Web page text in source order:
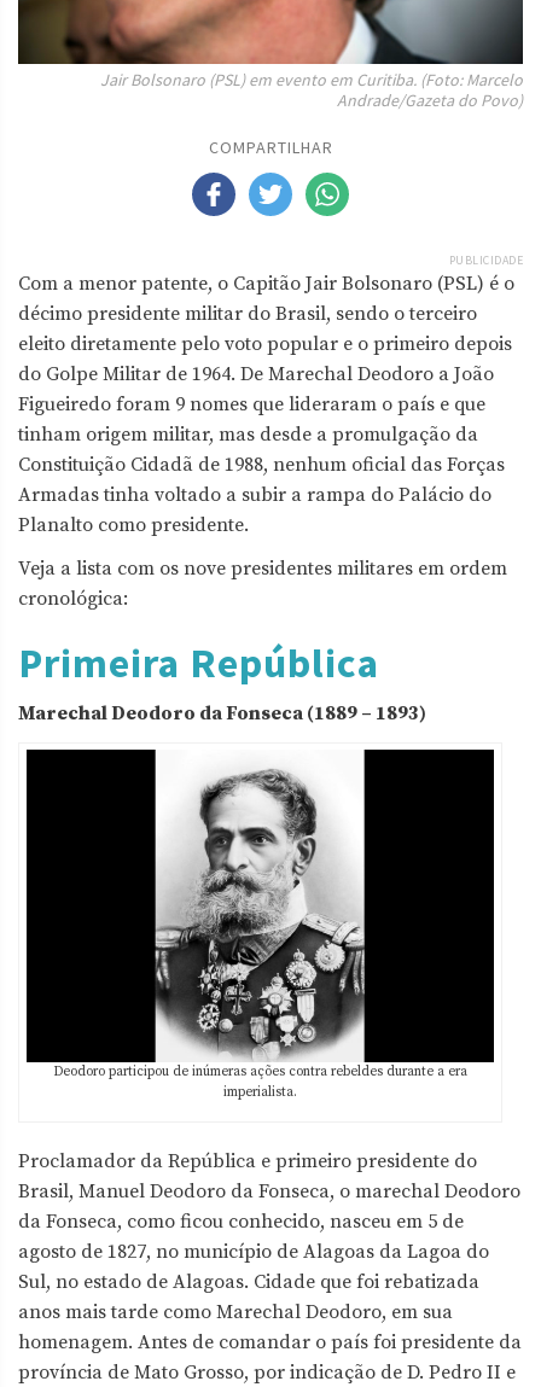
Jair Bolsonaro (PSL) em evento em Curitiba. (Foto: Marcelo
Andrade/Gazeta do Povo)
COMPARTILHAR
PUBLICIDADE
Com a menor patente, o Capitão Jair Bolsonaro (PSL) é o
décimo presidente militar do Brasil, sendo o terceiro
eleito diretamente pelo voto popular e o primeiro depois
do Golpe Militar de 1964. De Marechal Deodoro a João
Figueiredo foram 9 nomes que lideraram o país e que
tinham origem militar, mas desde a promulgação da
Constituição Cidadã de 1988, nenhum oficial das Forças
Armadas tinha voltado a subir a rampa do Palácio do
Planalto como presidente.
Veja a lista com os nove presidentes militares em ordem
cronológica:
Primeira República
Marechal Deodoro da Fonseca (1889 – 1893)
Deodoro participou de inúmeras ações contra rebeldes durante a era
imperialista.
Proclamador da República e primeiro presidente do
Brasil, Manuel Deodoro da Fonseca, o marechal Deodoro
da Fonseca, como ficou conhecido, nasceu em 5 de
agosto de 1827, no município de Alagoas da Lagoa do
Sul, no estado de Alagoas. Cidade que foi rebatizada
anos mais tarde como Marechal Deodoro, em sua
homenagem. Antes de comandar o país foi presidente da
província de Mato Grosso, por indicação de D. Pedro II e